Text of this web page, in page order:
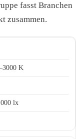
fasst Branchen
zusammen.
K
lx